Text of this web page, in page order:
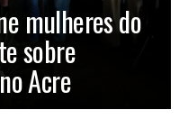
mulheres do
sobre
Acre